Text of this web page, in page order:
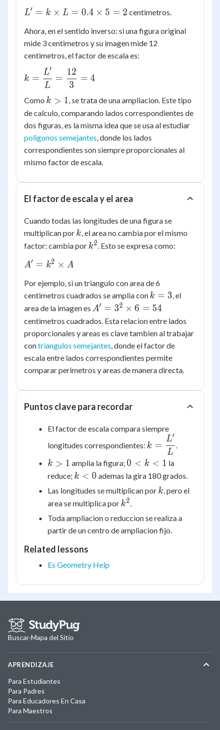
<
L' = k
L =
0.4
\times
5 = 2
L′ = k × L = 0.4 × 5 = 2 centimetros.
Ahora, en el sentido inverso: si una figura original
mide 3 centimetros y su imagen mide 12
centimetros, el factor de escala es:
k =
\dfrac{L'}
{L} =
\dfrac{12}
{3} = 4
k =
L
L′
=
3
12
= 4
Como k
>
1
k > 1 , se trata de una ampliacion. Este tipo
de calculo, comparando lados correspondientes de
dos figuras, es la misma idea que se usa al estudiar
poligonos semejantes , donde los lados
correspondientes son siempre proporcionales al
mismo factor de escala.
El factor de escala y el area
Cuando todas las longitudes de una figura se
multiplican por k
k , el area no cambia por el mismo
factor: cambia por k^2
k2 . Esto se expresa como:
A' =
\times
A
A′ = k2 × A
Por ejemplo, si un triangulo con area de 6
centimetros cuadrados se amplia con k
=
k = 3 , el
area de la imagen es A' =
3^2
\times
6 =
54
A′ = 32 × 6 = 54
centimetros cuadrados. Esta relacion entre lados
proporcionales y areas es clave tambien al trabajar
contriangulos semejantes , donde el factor de
escala entre lados correspondientes permite
comparar perimetros y areas de manera directa.
Puntos clave para recordar
El factor de escala compara siempre
longitudes correspondientes: k =
\dfrac{L'}
{L}
k =
L
L′
k
>
k > 1 amplia la figura;0
<
<
1
0 < k < 1 la
reduce; k
<
0
k < 0 ademas la gira 180 grados.
Las longitudes se multiplican por k
k , pero el
area se multiplica por k^2
k2
Toda ampliacion o reduccion se realiza a
partir de un centro de ampliacion fijo.
Related lessons
Es Geometry Help
Buscar·Mapa del Sitio
APRENDIZAJE
Para Estudiantes
Para Padres
Para Educadores En Casa
Para Maestros